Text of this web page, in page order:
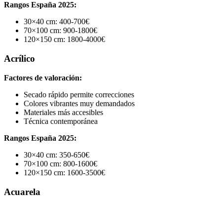
Rangos España 2025:
30×40 cm: 400-700€
70×100 cm: 900-1800€
120×150 cm: 1800-4000€
Acrílico
Factores de valoración:
Secado rápido permite correcciones
Colores vibrantes muy demandados
Materiales más accesibles
Técnica contemporánea
Rangos España 2025:
30×40 cm: 350-650€
70×100 cm: 800-1600€
120×150 cm: 1600-3500€
Acuarela